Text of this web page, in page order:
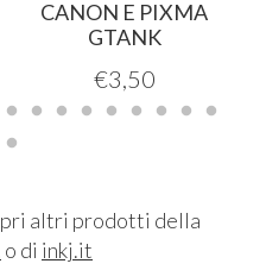
CANON E PIXMA
GTANK
€3,50
altri prodotti della
o di inkj.it